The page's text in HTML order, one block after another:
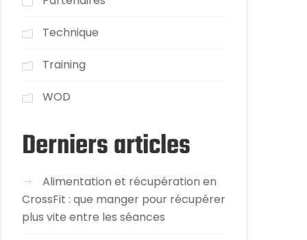
Technique
Training
WOD
Derniers articles
Alimentation et récupération en
CrossFit : que manger pour récupérer
plus vite entre les séances